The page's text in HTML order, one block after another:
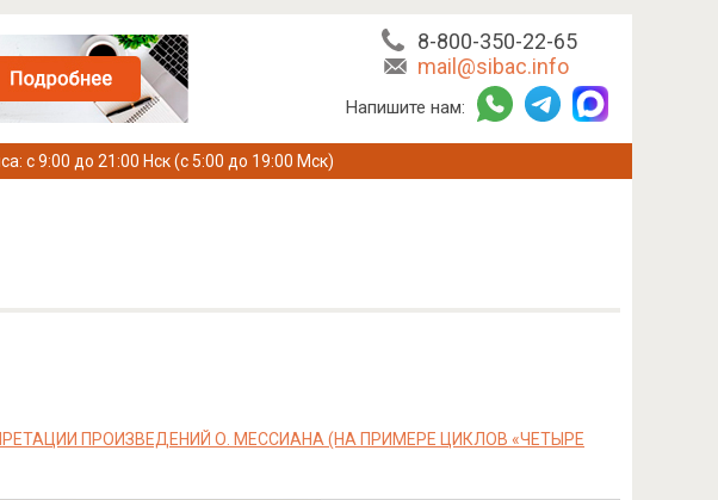
8-800-350-22-65
mail@sibac.info
Напишите нам:
с 9:00 до 21:00 Нск (с 5:00 до 19:00 Мск)
ПРОИЗВЕДЕНИЙ О. МЕССИАНА (НА ПРИМЕРЕ ЦИКЛОВ «ЧЕТЫРЕ